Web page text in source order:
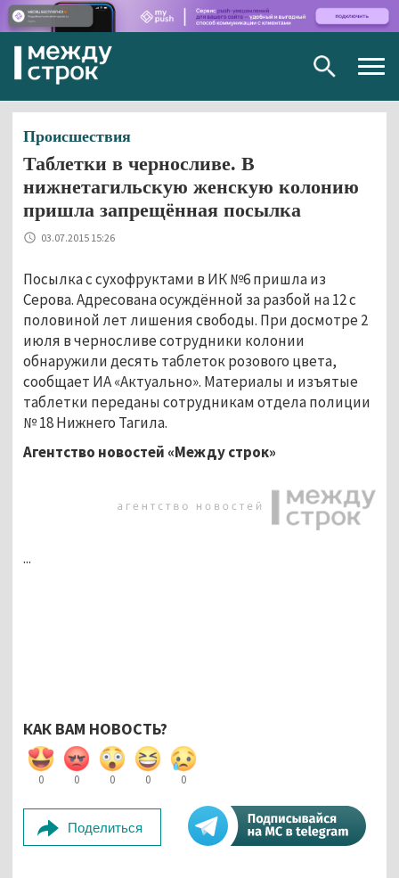
Происшествия
Таблетки в черносливе. В
нижнетагильскую женскую колонию
пришла запрещённая посылка
03.07.2015 15:26
Посылка с сухофруктами в ИК №6 пришла из
Серова. Адресована осуждённой за разбой на 12 с
половиной лет лишения свободы. При досмотре 2
июля в черносливе сотрудники колонии
обнаружили десять таблеток розового цвета,
сообщает ИА «Актуально». Материалы и изъятые
таблетки переданы сотрудникам отдела полиции
№ 18 Нижнего Тагила.
Агентство новостей «Между строк»
...
КАК ВАМ НОВОСТЬ?
0 0 0 0 0
Поделиться